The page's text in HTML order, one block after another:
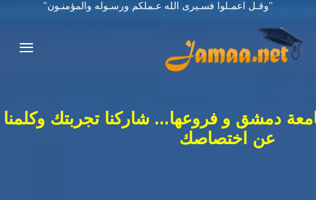
"وقـل اعمـلوا فسـيرى الله عـملكم ورسـوله والمؤمنـون"
دمشق و فروعها... شاركنا تجربتك وكلمنا
عن اختصاصك